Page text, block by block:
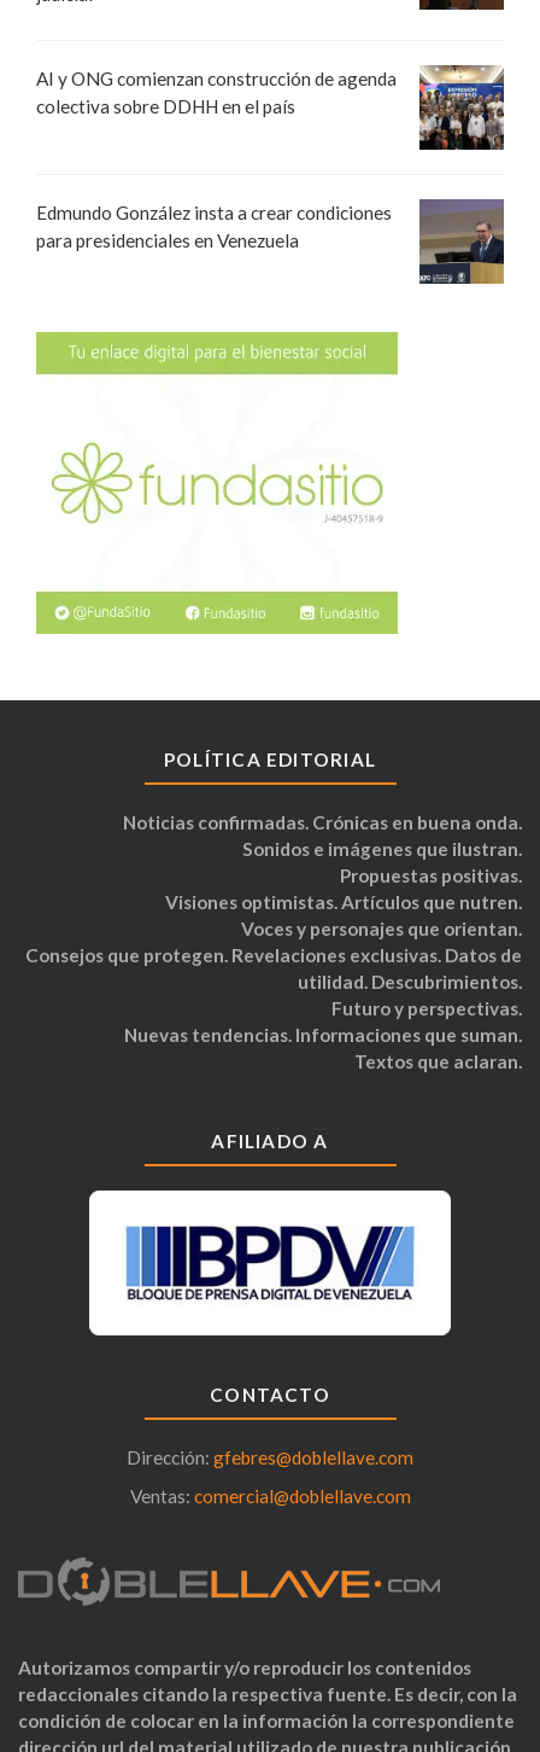
AI y ONG comienzan construcción de agenda
colectiva sobre DDHH en el país
Edmundo González insta a crear condiciones
para presidenciales en Venezuela
POLÍTICA EDITORIAL
Noticias confirmadas. Crónicas en buena onda.
Sonidos e imágenes que ilustran.
Propuestas positivas.
Visiones optimistas. Artículos que nutren.
Voces y personajes que orientan.
Consejos que protegen. Revelaciones exclusivas. Datos de
utilidad. Descubrimientos.
Futuro y perspectivas.
Nuevas tendencias. Informaciones que suman.
Textos que aclaran.
AFILIADO A
CONTACTO
Dirección: gfebres@doblellave.com
Ventas: comercial@doblellave.com
Autorizamos compartir y/o reproducir los contenidos
redaccionales citando la respectiva fuente. Es decir, con la
condición de colocar en la información la correspondiente
dirección url del material utilizado de nuestra publicación